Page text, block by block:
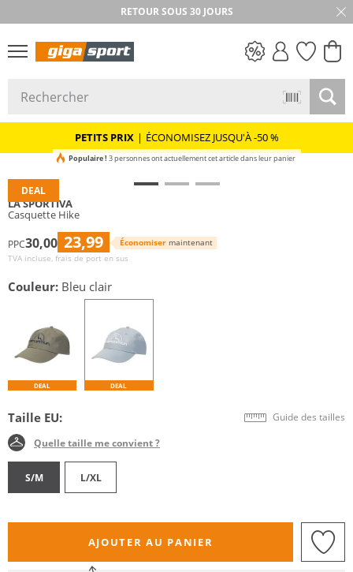
RETOUR SOUS 30 JOURS
PETITS PRIX | ÉCONOMISEZ JUSQU'À -50 %
DEAL
Populaire ! 3 personnes ont actuellement cet article dans leur panier
LA SPORTIVA
Casquette Hike
PPC30,00 23,99 Économiser maintenant
TVA incluse, frais de port en sus
Couleur: Bleu clair
DEAL DEAL
Taille EU: Guide des tailles
Quelle taille me convient ?
S/M L/XL
AJOUTER AU PANIER